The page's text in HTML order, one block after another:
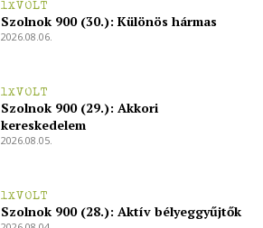
1XVOLT
Szolnok 900 (30.): Különös hármas
2026.08.06.
1XVOLT
Szolnok 900 (29.): Akkori
kereskedelem
2026.08.05.
1XVOLT
Szolnok 900 (28.): Aktív bélyeggyűjtők